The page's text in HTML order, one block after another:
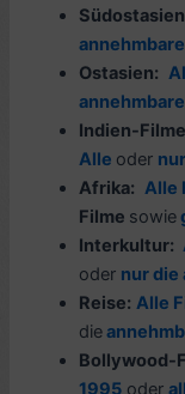
Ostasien:
Indien-
Alle oder
Afrika: Alle
Filme sowie
Interkultur:
oder nur die
Reise: Alle
die
Bollywood-
1995 oder